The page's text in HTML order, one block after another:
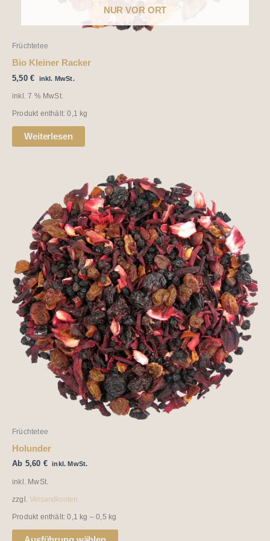
NUR VOR ORT
Früchtetee
Bio Kleiner Racker
5,50 € inkl. MwSt.
inkl. 7 % MwSt.
Produkt enthält: 0,1 kg
Weiterlesen
Früchtetee
Holunder
Ab 5,60 € inkl. MwSt.
inkl. MwSt.
zzgl.Versandkosten
Produkt enthält: 0,1 kg – 0,5 kg
Dieses
Produkt
weist
mehrere
Varianten
auf.
Die
Optionen
können
auf
der
Produktseite
gewählt
werden